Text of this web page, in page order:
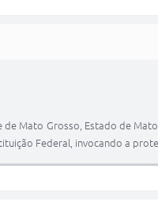
Mato Grosso, Estado de
Federal, invocando a